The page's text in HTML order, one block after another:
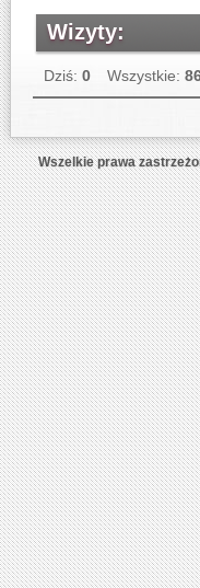
Wizyty:
Dziś: 0 Wszystkie:
Wszelkie prawa